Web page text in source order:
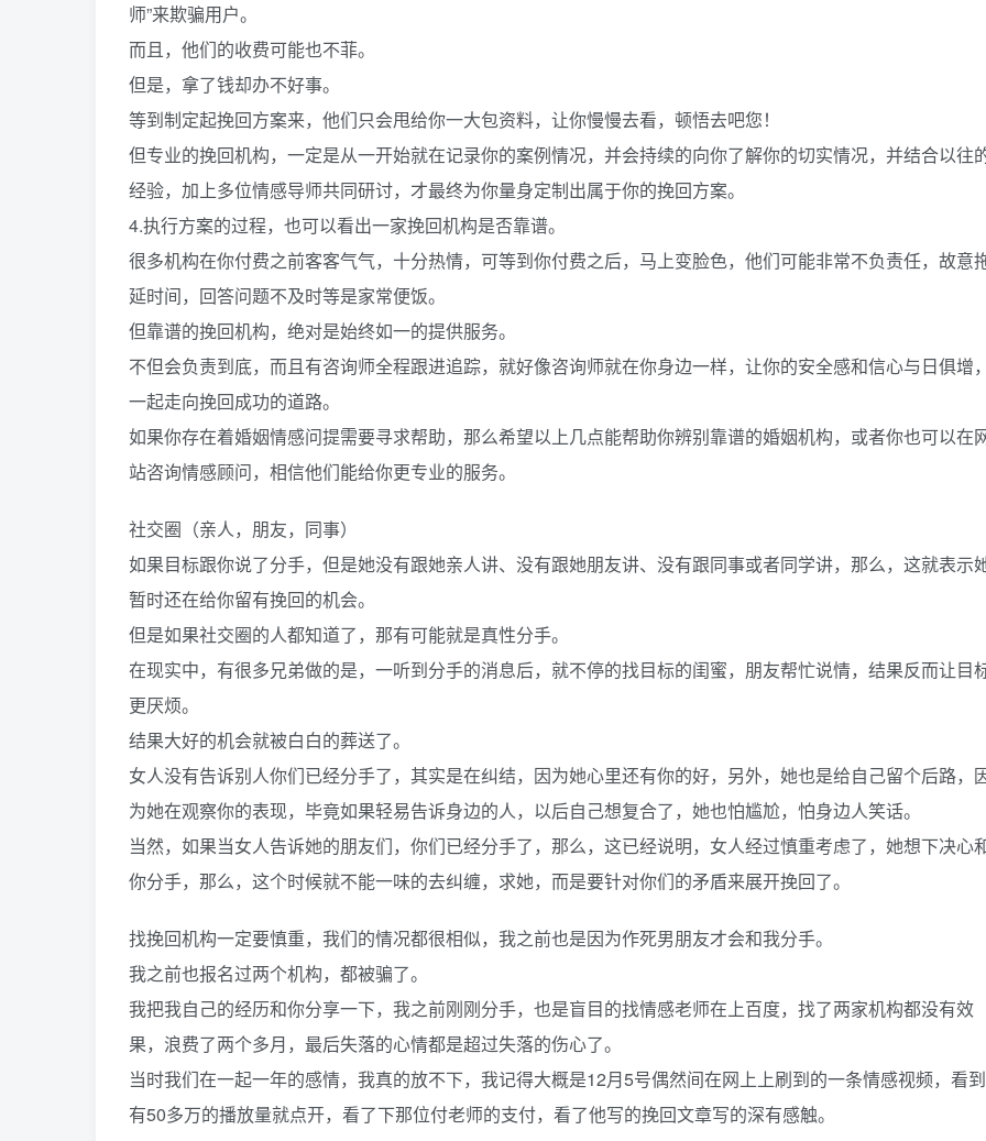
师”来欺骗用户。
而且，他们的收费可能也不菲。
但是，拿了钱却办不好事。
等到制定起挽回方案来，他们只会甩给你一大包资料，让你慢慢去看，顿悟去吧您！
但专业的挽回机构，一定是从一开始就在记录你的案例情况，并会持续的向你了解你的切实情况，并结合以往
经验，加上多位情感导师共同研讨，才最终为你量身定制出属于你的挽回方案。
4.执行方案的过程，也可以看出一家挽回机构是否靠谱。
很多机构在你付费之前客客气气，十分热情，可等到你付费之后，马上变脸色，他们可能非常不负责任，故意
延时间，回答问题不及时等是家常便饭。
但靠谱的挽回机构，绝对是始终如一的提供服务。
不但会负责到底，而且有咨询师全程跟进追踪，就好像咨询师就在你身边一样，让你的安全感和信心与日俱增
一起走向挽回成功的道路。
如果你存在着婚姻情感问提需要寻求帮助，那么希望以上几点能帮助你辨别靠谱的婚姻机构，或者你也可以在
站咨询情感顾问，相信他们能给你更专业的服务。
社交圈（亲人，朋友，同事）
如果目标跟你说了分手，但是她没有跟她亲人讲、没有跟她朋友讲、没有跟同事或者同学讲，那么，这就表示
暂时还在给你留有挽回的机会。
但是如果社交圈的人都知道了，那有可能就是真性分手。
在现实中，有很多兄弟做的是，一听到分手的消息后，就不停的找目标的闺蜜，朋友帮忙说情，结果反而让目
更厌烦。
结果大好的机会就被白白的葬送了。
女人没有告诉别人你们已经分手了，其实是在纠结，因为她心里还有你的好，另外，她也是给自己留个后路，
为她在观察你的表现，毕竟如果轻易告诉身边的人，以后自己想复合了，她也怕尴尬，怕身边人笑话。
当然，如果当女人告诉她的朋友们，你们已经分手了，那么，这已经说明，女人经过慎重考虑了，她想下决心
你分手，那么，这个时候就不能一味的去纠缠，求她，而是要针对你们的矛盾来展开挽回了。
找挽回机构一定要慎重，我们的情况都很相似，我之前也是因为作死男朋友才会和我分手。
我之前也报名过两个机构，都被骗了。
我把我自己的经历和你分享一下，我之前刚刚分手，也是盲目的找情感老师在上百度，找了两家机构都没有效
果，浪费了两个多月，最后失落的心情都是超过失落的伤心了。
当时我们在一起一年的感情，我真的放不下，我记得大概是12月5号偶然间在网上上刷到的一条情感视频，看到
有50多万的播放量就点开，看了下那位付老师的支付，看了他写的挽回文章写的深有感触。